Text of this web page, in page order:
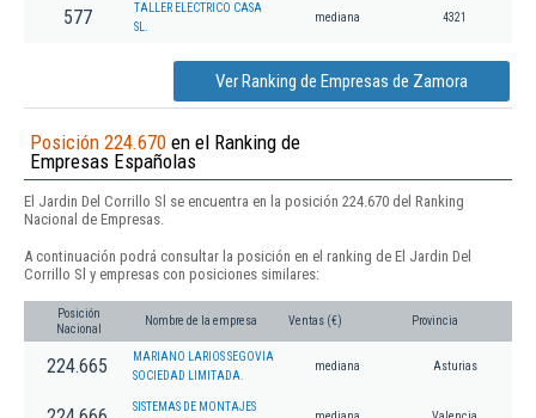
577
TALLER ELECTRICO CASA
SL.
mediana 4321
Ver Ranking de Empresas de Zamora
Posición 224.670 en el Ranking de
Empresas Españolas
El Jardin Del Corrillo Sl se encuentra en la posición 224.670 del Ranking
Nacional de Empresas.
A continuación podrá consultar la posición en el ranking de El Jardin Del
Corrillo Sl y empresas con posiciones similares:
Posición
Nacional
Nombre de la empresa Ventas (€) Provincia
224.665
MARIANO LARIOS SEGOVIA
SOCIEDAD LIMITADA.
mediana Asturias
SISTEMAS DE MONTAJES